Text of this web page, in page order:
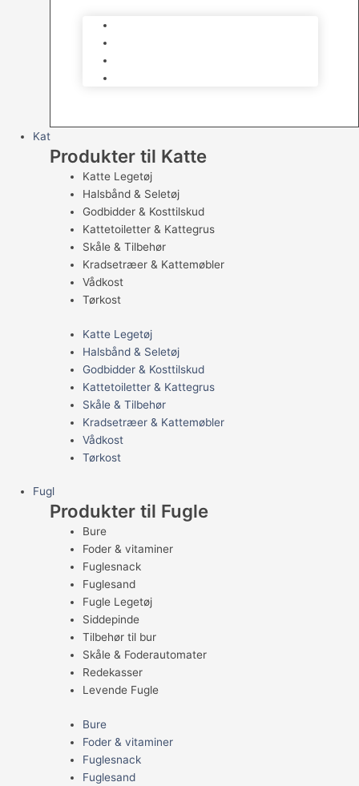
Kat
Produkter til Katte
Katte Legetøj
Halsbånd & Seletøj
Godbidder & Kosttilskud
Kattetoiletter & Kattegrus
Skåle & Tilbehør
Kradsetræer & Kattemøbler
Vådkost
Tørkost
Katte Legetøj
Halsbånd & Seletøj
Godbidder & Kosttilskud
Kattetoiletter & Kattegrus
Skåle & Tilbehør
Kradsetræer & Kattemøbler
Vådkost
Tørkost
Fugl
Produkter til Fugle
Bure
Foder & vitaminer
Fuglesnack
Fuglesand
Fugle Legetøj
Siddepinde
Tilbehør til bur
Skåle & Foderautomater
Redekasser
Levende Fugle
Bure
Foder & vitaminer
Fuglesnack
Fuglesand